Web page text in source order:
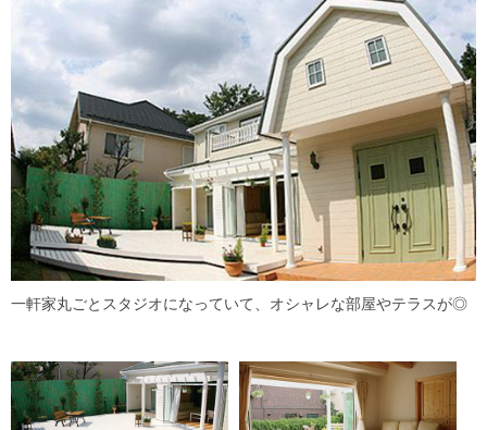
一軒家丸ごとスタジオになっていて、オシャレな部屋やテラスが◎